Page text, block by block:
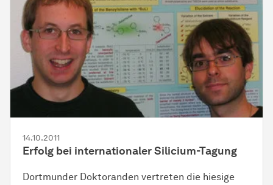
14.10.2011
Erfolg bei internationaler Silicium-Tagung
Dortmunder Doktoranden vertreten die hiesige